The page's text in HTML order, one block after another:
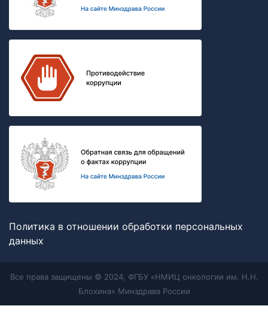
Политика в отношении обработки персональных
данных
Все права защищены © 2024, ФГБУ «НМИЦ онкологии им. Н.Н.
Блохина» Минздрава России